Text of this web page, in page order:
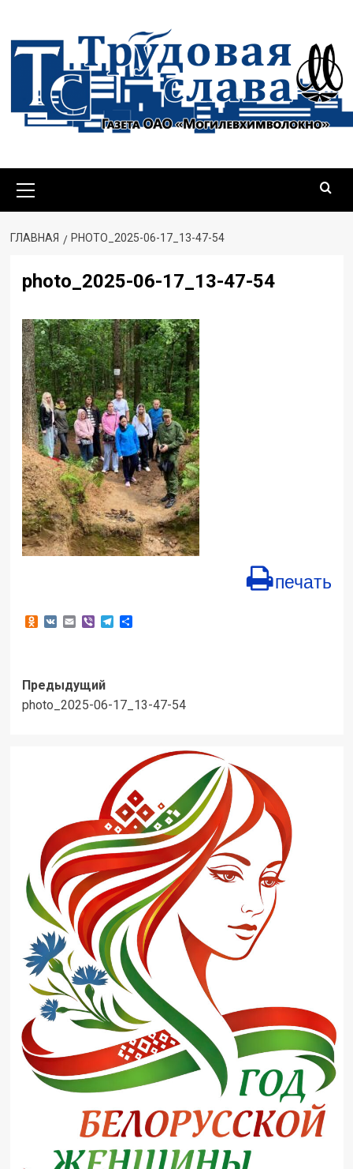
содержимому
меню
ГЛАВНАЯ PHOTO_2025-06-17_13-47-54
photo_2025-06-17_13-47-54
печать
Odnoklassniki
VKEmailViberTelegram
Отправить
Навигация
записи
Предыдущий
photo_2025-06-17_13-47-54